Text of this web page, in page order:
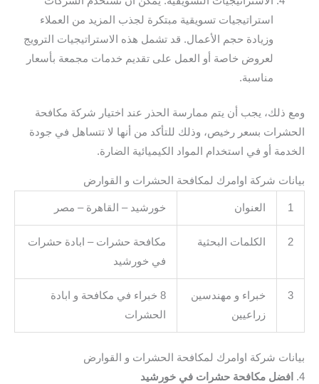
استراتيجيات تسويقية مبتكرة لجذب المزيد من العملاء
وزيادة حجم الأعمال. قد تشمل هذه الاستراتيجيات الترويج
لعروض خاصة أو العمل على تقديم خدمات مجمعة بأسعار
مناسبة.
ومع ذلك، يجب أن يتم ممارسة الحذر عند اختيار شركة مكافحة
الحشرات بسعر رخيص، وذلك للتأكد من أنها لا تتساهل في جودة
الخدمة أو في استخدام المواد الكيميائية الضارة.
بيانات شركة اوامرك لمكافحة الحشرات و القوارض
1 العنوان خورشيد – القاهرة – مصر
2 الكلمات البحثية
مكافحة حشرات – ابادة حشرات
في خورشيد
3
خبراء و مهندسين
زراعيين
8 خبراء في مكافحة و ابادة
الحشرات
بيانات شركة اوامرك لمكافحة الحشرات و القوارض
4.
افضل مكافحة حشرات في خورشيد